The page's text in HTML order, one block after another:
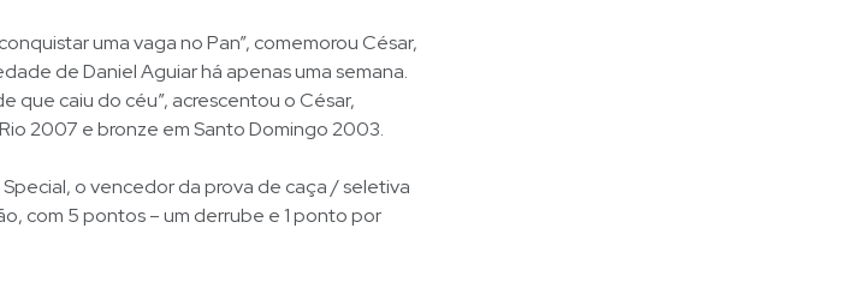
uma vaga no Pan”, comemorou César,
de Daniel Aguiar há apenas uma semana.
que caiu do céu”, acrescentou o César,
2007 e bronze em Santo Domingo 2003.
o vencedor da prova de caça / seletiva
com 5 pontos – um derrube e 1 ponto por